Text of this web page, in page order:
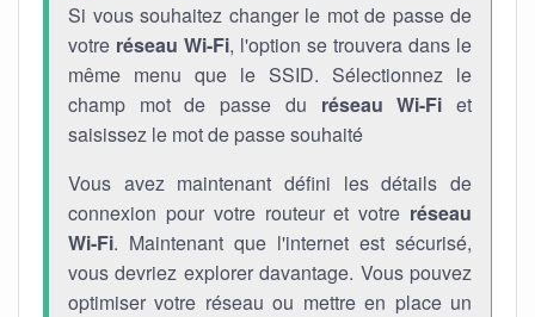
Si vous souhaitez changer le mot de passe de
votre réseau Wi-Fi, l'option se trouvera dans le
même menu que le SSID. Sélectionnez le
champ mot de passe du réseau Wi-Fi et
saisissez le mot de passe souhaité
Vous avez maintenant défini les détails de
connexion pour votre routeur et votre réseau
Wi-Fi. Maintenant que l'internet est sécurisé,
vous devriez explorer davantage. Vous pouvez
optimiser votre réseau ou mettre en place un